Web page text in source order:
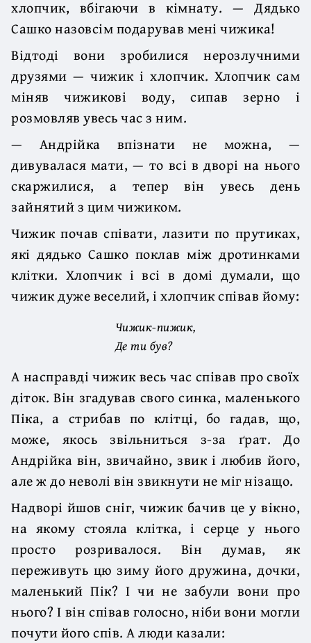
хлопчик, вбігаючи в кімнату. — Дядько
Сашко назовсім подарував мені чижика!
Відтоді вони зробилися нерозлучними
друзями — чижик і хлопчик. Хлопчик сам
міняв чижикові воду, сипав зерно і
розмовляв увесь час з ним.
— Андрійка впізнати не можна, —
дивувалася мати, — то всі в дворі на нього
скаржилися, а тепер він увесь день
зайнятий з цим чижиком.
Чижик почав співати, лазити по прутиках,
які дядько Сашко поклав між дротинками
клітки. Хлопчик і всі в домі думали, що
чижик дуже веселий, і хлопчик співав йому:
Чижик-пижик,
Де ти був?
А насправді чижик весь час співав про своїх
діток. Він згадував свого синка, маленького
Піка, а стрибав по клітці, бо гадав, що,
може, якось звільниться з-за ґрат. До
Андрійка він, звичайно, звик і любив його,
але ж до неволі він звикнути не міг нізащо.
Надворі йшов сніг, чижик бачив це у вікно,
на якому стояла клітка, і серце у нього
просто розривалося. Він думав, як
переживуть цю зиму його дружина, дочки,
маленький Пік? І чи не забули вони про
нього? І він співав голосно, ніби вони могли
почути його спів. А люди казали: